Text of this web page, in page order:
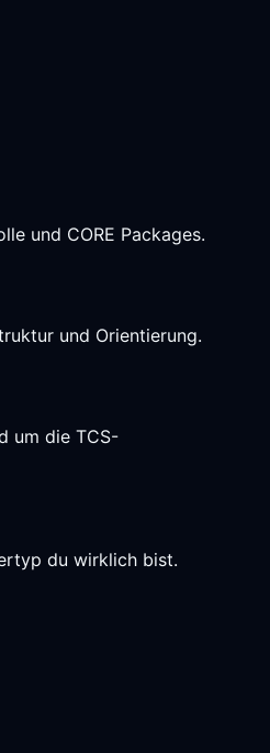
und CORE Packages.
und Orientierung.
um die TCS-
du wirklich bist.